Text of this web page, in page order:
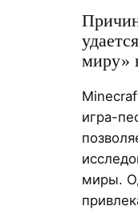
миру»
игра-
миры.